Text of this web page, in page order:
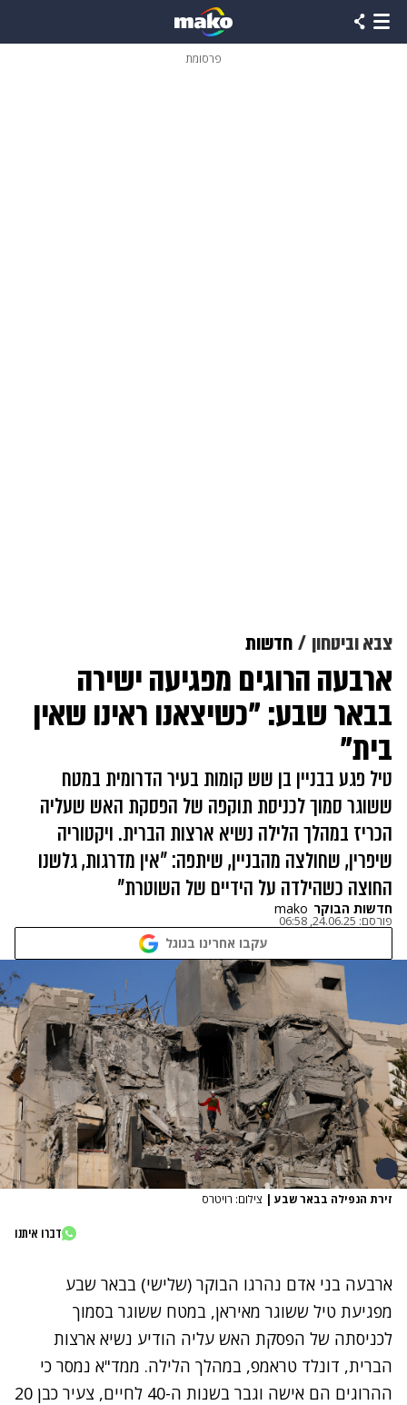
פרסומת
צבא וביטחון חדשות
ארבעה הרוגים מפגיעה ישירה
בבאר שבע: "כשיצאנו ראינו שאין
בית"
טיל פגע בבניין בן שש קומות בעיר הדרומית במטח
ששוגר סמוך לכניסת תוקפה של הפסקת האש שעליה
הכריז במהלך הלילה נשיא ארצות הברית. ויקטוריה
שיפרין, שחולצה מהבניין, שיתפה: "אין מדרגות, גלשנו
החוצה כשהילדה על הידיים של השוטרת"
חדשות הבוקר mako
פורסם: 24.06.25, 06:58
עקבו אחרינו בגוגל
זירת הנפילה בבאר שבע | צילום: רויטרס
דברו איתנו
ארבעה בני אדם נהרגו הבוקר (שלישי) בבאר שבע
מפגיעת טיל ששוגר מאיראן, במטח ששוגר בסמוך
לכניסתה של הפסקת האש עליה הודיע נשיא ארצות
הברית, דונלד טראמפ, במהלך הלילה. ממד"א נמסר כי
ההרוגים הם אישה וגבר בשנות ה-40 לחיים, צעיר כבן 20